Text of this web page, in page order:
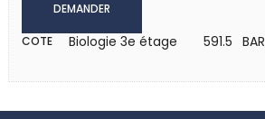
DEMANDER
COTE Biologie 3e étage 591.5 BAR